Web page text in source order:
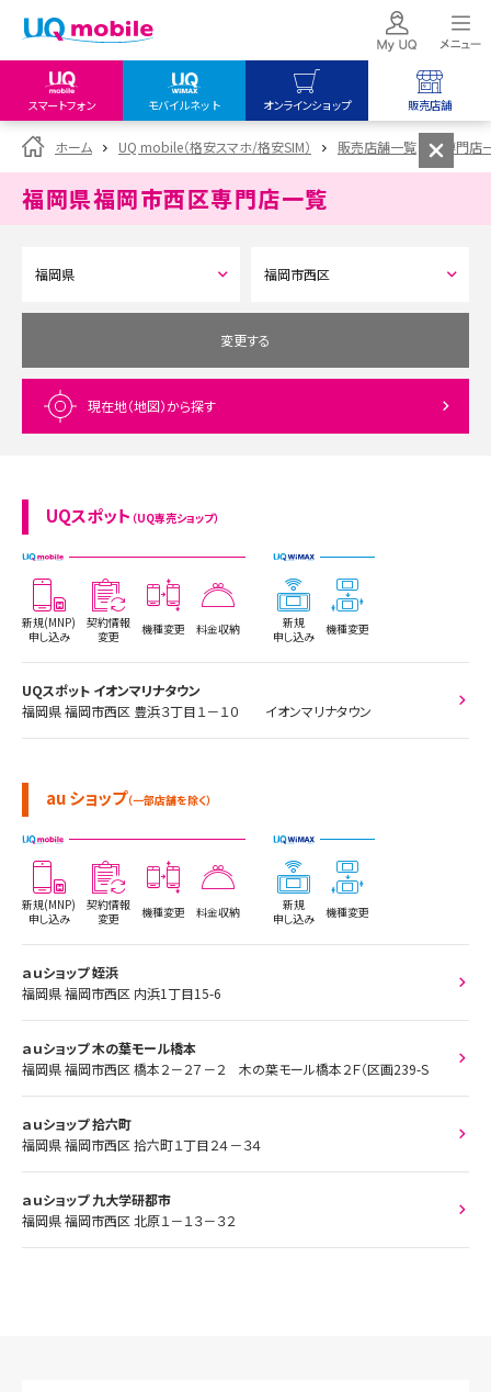
スマートフォン モバイルネット オンラインショップ 販売店舗
my UQ WiMAX
UQ WiMAX ご契約の方
My UQ mobile
データチャージサイト
UQ mobile
オンラインショップ
UQ WiMAX
UQ mobile
販売店舗
UQ WiMAX
ホーム UQ mobile（格安スマホ/格安SIM） 販売店舗一覧 専門店
福岡県福岡市西区専門店一覧
変更する
現在地（地図）から探す
UQスポット （UQ専売ショップ）
新規(MNP)
申し込み
契約情報
変更
機種変更 料金収納
新規
申し込み
機種変更
UQスポット イオンマリナタウン
福岡県 福岡市西区 豊浜３丁目１－１０ イオンマリナタウン
au ショップ（一部店舗を除く）
新規(MNP)
申し込み
契約情報
変更
機種変更 料金収納
新規
申し込み
機種変更
ａｕショップ 姪浜
福岡県 福岡市西区 内浜1丁目15-6
ａｕショップ 木の葉モール橋本
福岡県 福岡市西区 橋本２－２７－２ 木の葉モール橋本２Ｆ（区画239-S
ａｕショップ 拾六町
福岡県 福岡市西区 拾六町１丁目２４－３４
ａｕショップ 九大学研都市
福岡県 福岡市西区 北原１－１３－３２